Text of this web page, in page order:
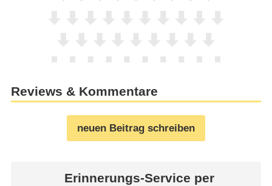
Reviews & Kommentare
neuen Beitrag schreiben
Erinnerungs-Service per